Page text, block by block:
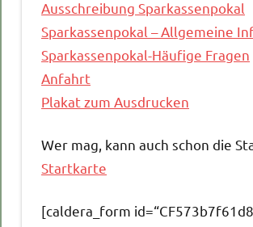
Ausschreibung Sparkassenpokal
Sparkassenpokal – Allgemeine
Sparkassenpokal-Häufige Fragen
Anfahrt
Plakat zum Ausdrucken
Wer mag, kann auch schon die
Startkarte
[caldera_form